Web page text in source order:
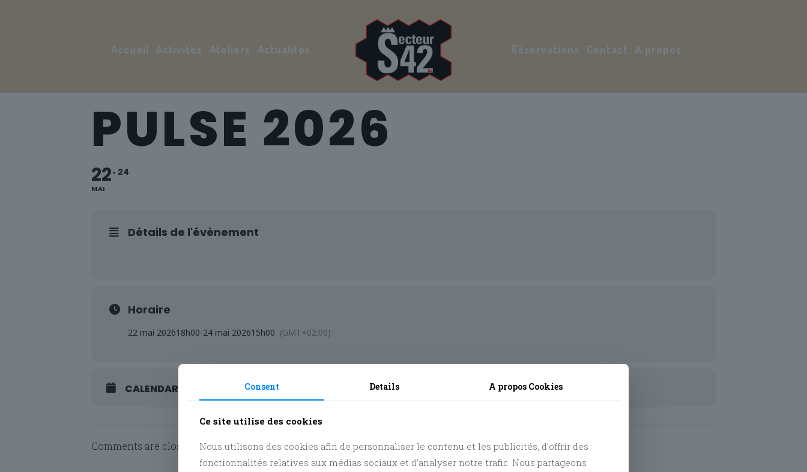
Accueil Activités Ateliers Actualités Réservations Contact A propos
PULSE 2026
22
MAI
24
Détails de l'évènement
Horaire
22 mai 202618h00-24 mai 202615h00 (GMT+02:00)
CALENDAR GOOGLECAL
Comments are closed.
Consent Details A propos Cookies
Ce site utilise des cookies
Nous utilisons des cookies afin de personnaliser le contenu et les publicités, d’offrir des
fonctionnalités relatives aux médias sociaux et d’analyser notre trafic. Nous partageons